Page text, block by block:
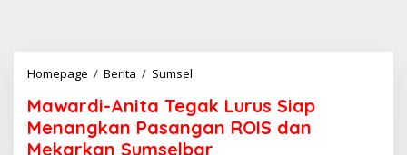
Homepage / Berita / Sumsel
w
a
r
Mawardi-Anita Tegak Lurus Siap
Menangkan Pasangan ROIS dan
Mekarkan Sumselbar